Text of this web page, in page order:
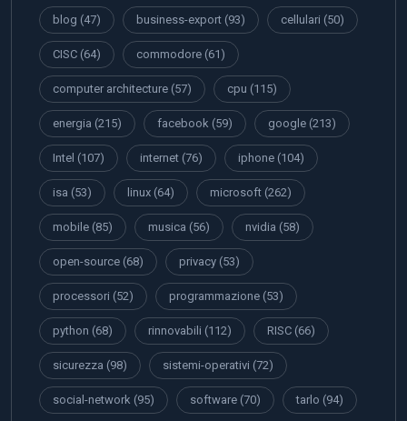
blog (47) business-export (93) cellulari (50)
CISC (64) commodore (61)
computer architecture (57) cpu (115)
energia (215) facebook (59) google (213)
Intel (107) internet (76) iphone (104)
isa (53) linux (64) microsoft (262)
mobile (85) musica (56) nvidia (58)
open-source (68) privacy (53)
processori (52) programmazione (53)
python (68) rinnovabili (112) RISC (66)
sicurezza (98) sistemi-operativi (72)
social-network (95) software (70) tarlo (94)